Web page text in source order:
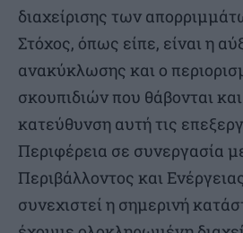
διαχείρισης των
Στόχος, όπως είπε, είναι η
ανακύκλωσης και ο
σκουπιδιών που θάβονται
κατεύθυνση αυτή τις
Περιφέρεια σε συνεργασία
Περιβάλλοντος και
συνεχιστεί η σημερινή